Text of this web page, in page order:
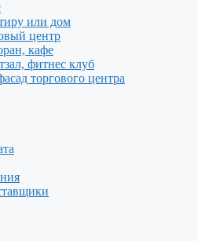
или дом
центр
кафе
фитнес клуб
торгового центра